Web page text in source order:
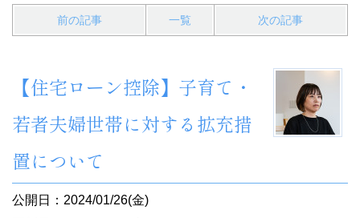
前の記事 一覧 次の記事
【住宅ローン控除】子育て・
若者夫婦世帯に対する拡充措
置について
公開日：2024/01/26(金)